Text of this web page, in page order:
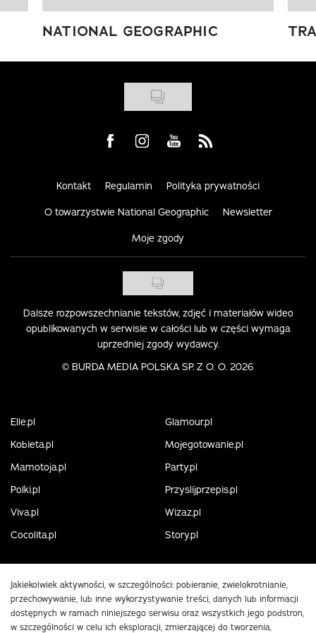
NATIONAL GEOGRAPHIC
Visit us on Facebook
Visit us on Instagram
Visit us on Youtube
Visit us on Rss
Kontakt Regulamin Polityka prywatności
O towarzystwie National Geographic Newsletter
Moje zgody
Dalsze rozpowszechnianie tekstów, zdjęć i materiałów wideo
opublikowanych w serwisie w całości lub w części wymaga
uprzedniej zgody wydawcy.
© BURDA MEDIA POLSKA SP. Z O. O. 2026
Elle.pl
Glamour.pl
Kobieta.pl
Mojegotowanie.pl
Mamotoja.pl
Party.pl
Polki.pl
Przyslijprzepis.pl
Viva.pl
Wizaz.pl
Cocolita.pl
Story.pl
Jakiekolwiek aktywności, w szczególności: pobieranie, zwielokrotnianie,
przechowywanie, lub inne wykorzystywanie treści, danych lub informacji
dostępnych w ramach niniejszego serwisu oraz wszystkich jego podstron,
w szczególności w celu ich eksploracji, zmierzającej do tworzenia,